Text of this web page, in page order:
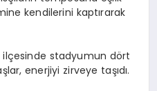
kendilerini kaptırarak
ilçesinde stadyumun dört
enerjiyi zirveye taşıdı.